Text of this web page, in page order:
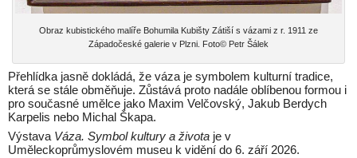
Obraz kubistického malíře Bohumila Kubišty Zátiší s vázami z r. 1911 ze
Západočeské galerie v Plzni. Foto© Petr Šálek
Přehlídka jasně dokládá, že váza je symbolem kulturní tradice,
která se stále obměňuje. Zůstává proto nadále oblíbenou formou i
pro současné umělce jako Maxim Velčovský, Jakub Berdych
Karpelis nebo Michal Škapa.
Výstava Váza. Symbol kultury a života je v
Uměleckoprůmyslovém museu k vidění do 6. září 2026.